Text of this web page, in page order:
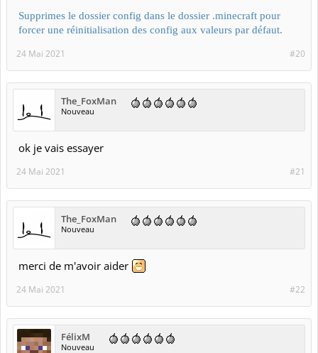
Supprimes le dossier config dans le dossier .minecraft pour
forcer une réinitialisation des config aux valeurs par défaut.
#20
24 Mai 2021
The_FoxMan
Nouveau
ok je vais essayer
#21
24 Mai 2021
The_FoxMan
Nouveau
merci de m'avoir aider
#22
24 Mai 2021
FélixM
Nouveau